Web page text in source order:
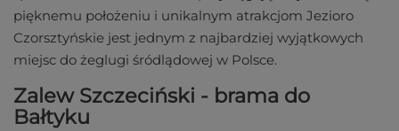
pięknemu położeniu i unikalnym atrakcjom Jezioro
Czorsztyńskie jest jednym z najbardziej wyjątkowych
miejsc do żeglugi śródlądowej w Polsce.
Zalew Szczeciński - brama do
Bałtyku